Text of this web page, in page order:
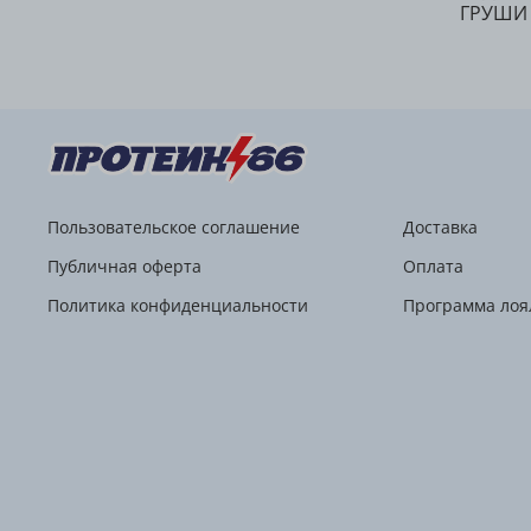
ГРУШИ
Пользовательское соглашение
Публичная оферта
Политика конфиденциальности
Доставка
Оплата
Программа